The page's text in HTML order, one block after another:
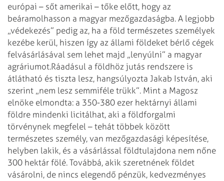
európai – sőt amerikai – tőke előtt, hogy az
beáramolhas­son a magyar mezőgazdaságba. A leg­jobb
„védekezés” pedig az, ha a föld természetes személyek
kezébe kerül, hiszen így az állami földeket bérlő cégek
felvásárlásával sem lehet majd „lenyúlni” a magyar
agráriumot.Ráadásul a földhöz jutás rendszere is
átlátható és tiszta lesz, hangsúlyozta Jakab István, aki
szerint „nem lesz semmiféle trükk”. Mint a Magosz
elnöke elmondta: a 350-380 ezer hektárnyi állami
földre mindenki licitálhat, aki a földforgalmi
törvénynek megfelel – tehát többek között
természetes személy, van mezőgazdasági képesítése,
helyben lakik, és a vásárlással földtulajdona nem nőne
300 hektár fölé. Továbbá, akik szeretnének földet
vásárolni, de nincs elegendő pénzük, kedvezményes